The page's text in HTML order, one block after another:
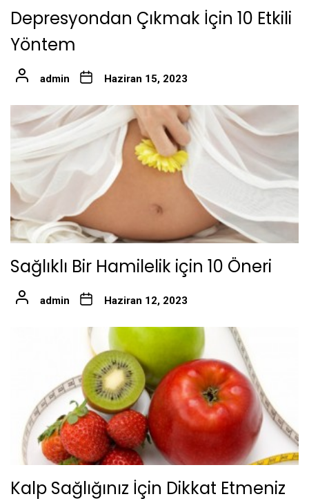
Depresyondan Çıkmak İçin 10 Etkili
Yöntem
admin Haziran 15, 2023
Sağlıklı Bir Hamilelik için 10 Öneri
admin Haziran 12, 2023
Kalp Sağlığınız İçin Dikkat Etmeniz